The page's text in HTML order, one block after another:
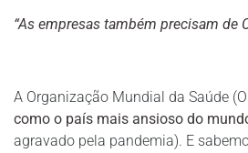
“As empresas também precisam de
A Organização Mundial da Saúde
como o país mais ansioso do
agravado pela pandemia). E